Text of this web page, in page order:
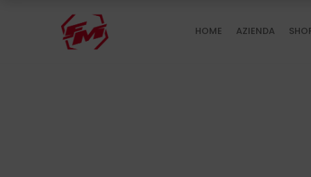
HOME AZIENDA